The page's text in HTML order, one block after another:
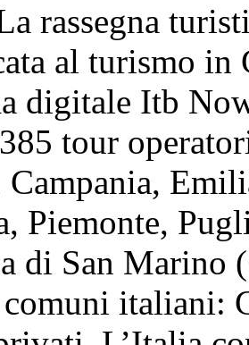
rassegna
al turismo in
digitale Itb
tour
Campania,
Piemonte,
di San Marino
italiani: